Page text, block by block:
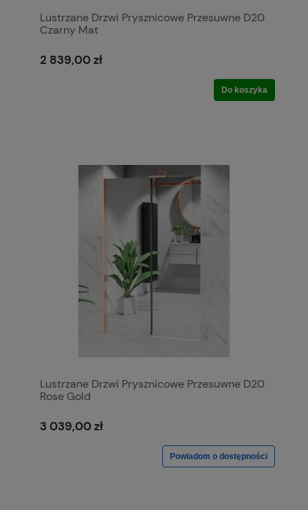
Lustrzane Drzwi Prysznicowe Przesuwne D20
Czarny Mat
2 839,00 zł
Do koszyka
Lustrzane Drzwi Prysznicowe Przesuwne D20
Rose Gold
3 039,00 zł
Powiadom o dostępności